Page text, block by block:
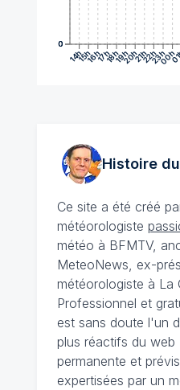
14h15h16h17h18h19h20h21h22h23h00h
0
0
Histoire
Ce site a été créé
météorologiste
météo à BFMTV,
MeteoNews, ex-
météorologiste à La
Professionnel et
est sans doute l'un
plus réactifs du web
permanente et
expertisées par un